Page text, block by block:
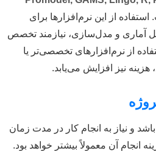
از این نرم‌افزارها برای
آماری و مدل‌سازی، نیازمند تخصص
از نرم‌افزارهای تخصصی‌تر یا
نیز افزایش می‌یابد.
و نیاز به انجام کار در مدت زمان
آن معمولاً بیشتر خواهد بود.